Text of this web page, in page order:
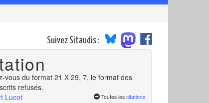
Suivez Sitaudis :
vous du format 21 X 29, 7, le format des
refusés.
Lucot
Toutes les citations